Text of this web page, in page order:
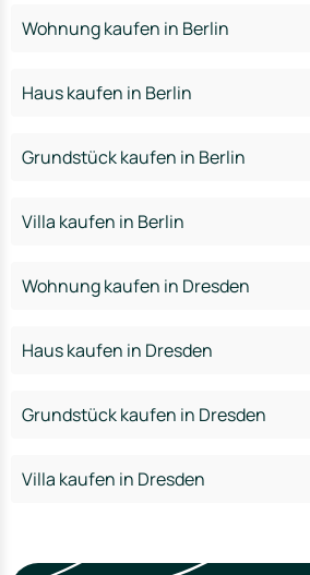
Wohnung kaufen in Berlin
Haus kaufen in Berlin
Grundstück kaufen in Berlin
Villa kaufen in Berlin
Wohnung kaufen in Dresden
Haus kaufen in Dresden
Grundstück kaufen in Dresden
Villa kaufen in Dresden